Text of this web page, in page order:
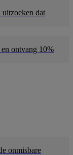
dat
ontvang 10%
onmisbare